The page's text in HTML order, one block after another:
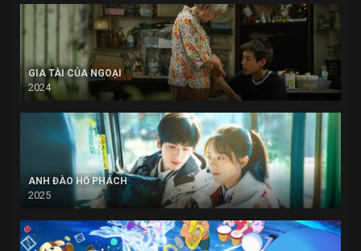
GIA TÀI CỦA NGOẠI
2024
ANH ĐÀO HỔ PHÁCH
2025